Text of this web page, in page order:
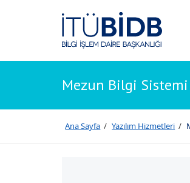
Mezun Bilgi Sistemi
Ana Sayfa / Yazılım Hizmetleri /